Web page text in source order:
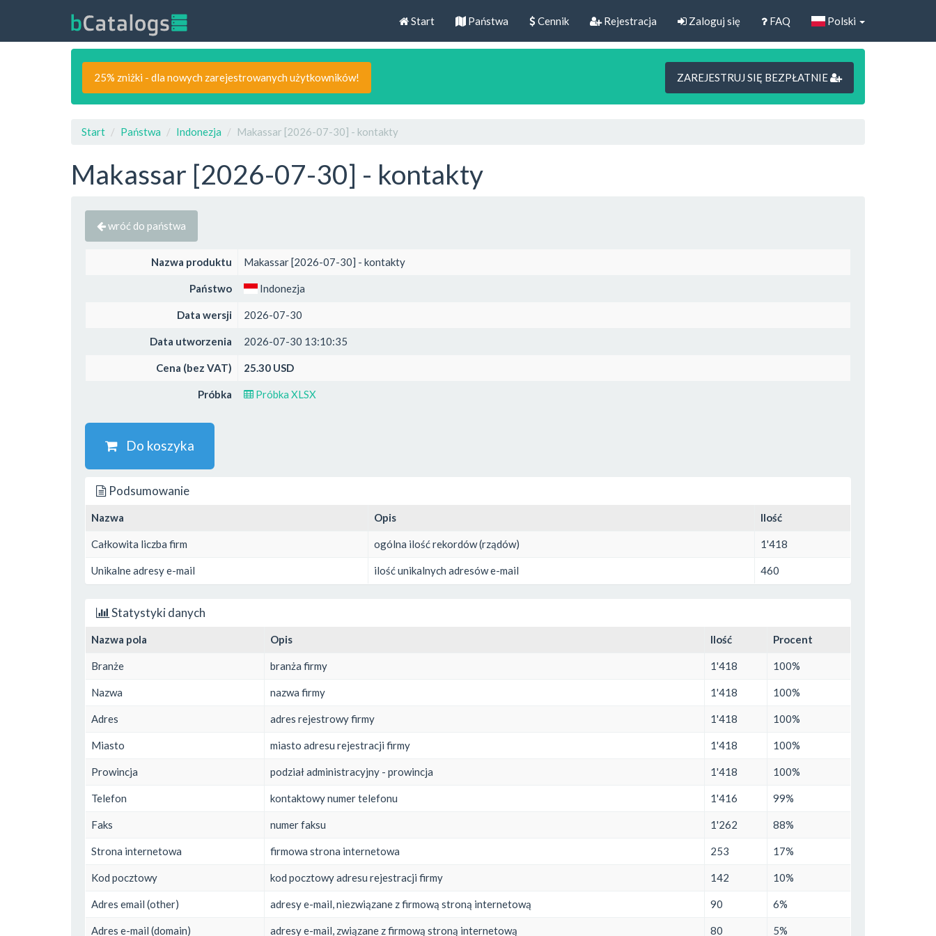
Start Państwa Cennik Rejestracja Zaloguj się FAQ Polski
25% zniżki - dla nowych zarejestrowanych użytkowników! ZAREJESTRUJ SIĘ BEZPŁATNIE
Start Państwa Indonezja Makassar [2026-07-30] - kontakty
Makassar [2026-07-30] - kontakty
wróć do państwa
Nazwa produktu Makassar [2026-07-30] - kontakty
Państwo Indonezja
Data wersji 2026-07-30
Data utworzenia 2026-07-30 13:10:35
Cena (bez VAT) 25.30 USD
Próbka Próbka XLSX
Do koszyka
Podsumowanie
Nazwa Opis Ilość
Całkowita liczba firm ogólna ilość rekordów (rządów) 1'418
Unikalne adresy e-mail ilość unikalnych adresów e-mail 460
Statystyki danych
Nazwa pola Opis Ilość Procent
Branże branża firmy 1'418 100%
Nazwa nazwa firmy 1'418 100%
Adres adres rejestrowy firmy 1'418 100%
Miasto miasto adresu rejestracji firmy 1'418 100%
Prowincja podział administracyjny - prowincja 1'418 100%
Telefon kontaktowy numer telefonu 1'416 99%
Faks numer faksu 1'262 88%
Strona internetowa firmowa strona internetowa 253 17%
Kod pocztowy kod pocztowy adresu rejestracji firmy 142 10%
Adres email (other) adresy e-mail, niezwiązane z firmową stroną internetową 90 6%
Adres e-mail (domain) adresy e-mail, związane z firmową stroną internetową 80 5%